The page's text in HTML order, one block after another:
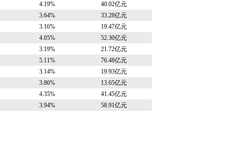
4.19%
40.02亿元
3.64%
33.28亿元
3.16%
19.47亿元
4.05%
52.30亿元
3.19%
21.72亿元
5.11%
76.48亿元
3.14%
19.93亿元
3.86%
13.65亿元
4.35%
41.45亿元
3.94% 58.91亿元